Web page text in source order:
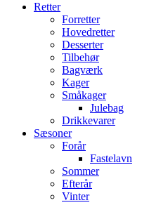
Retter
Forretter
Hovedretter
Desserter
Tilbehør
Bagværk
Kager
Småkager
Julebag
Drikkevarer
Sæsoner
Forår
Fastelavn
Sommer
Efterår
Vinter